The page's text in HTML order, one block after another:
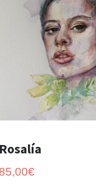
Rosalía
85,00€